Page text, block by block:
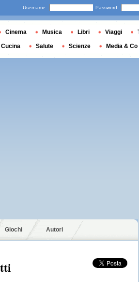
Giochi Autori
Username Password
Cinema Musica Libri Viaggi
Cucina Salute Scienze Media & Co